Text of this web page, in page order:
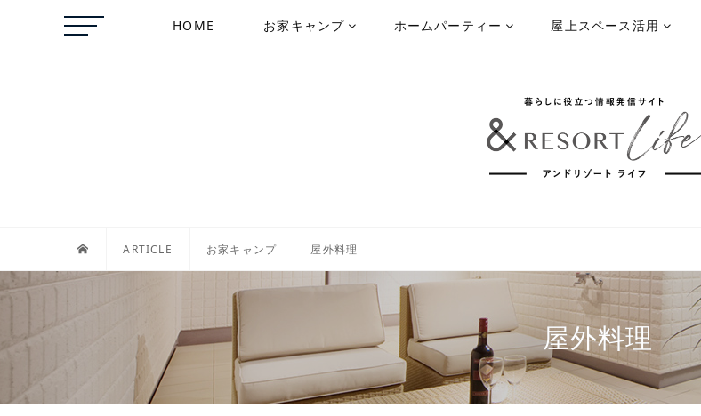
HOME お家キャンプ ホームパーティー 屋上スペース活用
ARTICLE お家キャンプ 屋外料理
屋外料理